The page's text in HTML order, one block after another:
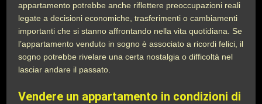
appartamento potrebbe anche riflettere preoccupazioni reali
legate a decisioni economiche, trasferimenti o cambiamenti
importanti che si stanno affrontando nella vita quotidiana. Se
l’appartamento venduto in sogno è associato a ricordi felici, il
sogno potrebbe rivelare una certa nostalgia o difficoltà nel
lasciar andare il passato.
Vendere un appartamento in condizioni di